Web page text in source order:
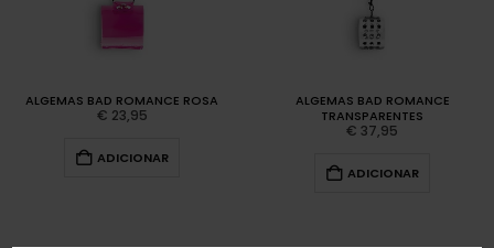
ALGEMAS BAD ROMANCE ROSA
€ 23,95
ADICIONAR
ALGEMAS BAD ROMANCE
TRANSPARENTES
€ 37,95
ADICIONAR